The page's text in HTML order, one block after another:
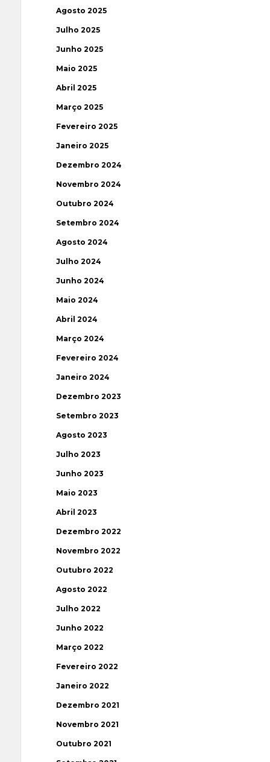
Agosto 2025
Julho 2025
Junho 2025
Maio 2025
Abril 2025
Março 2025
Fevereiro 2025
Janeiro 2025
Dezembro 2024
Novembro 2024
Outubro 2024
Setembro 2024
Agosto 2024
Julho 2024
Junho 2024
Maio 2024
Abril 2024
Março 2024
Fevereiro 2024
Janeiro 2024
Dezembro 2023
Setembro 2023
Agosto 2023
Julho 2023
Junho 2023
Maio 2023
Abril 2023
Dezembro 2022
Novembro 2022
Outubro 2022
Agosto 2022
Julho 2022
Junho 2022
Março 2022
Fevereiro 2022
Janeiro 2022
Dezembro 2021
Novembro 2021
Outubro 2021